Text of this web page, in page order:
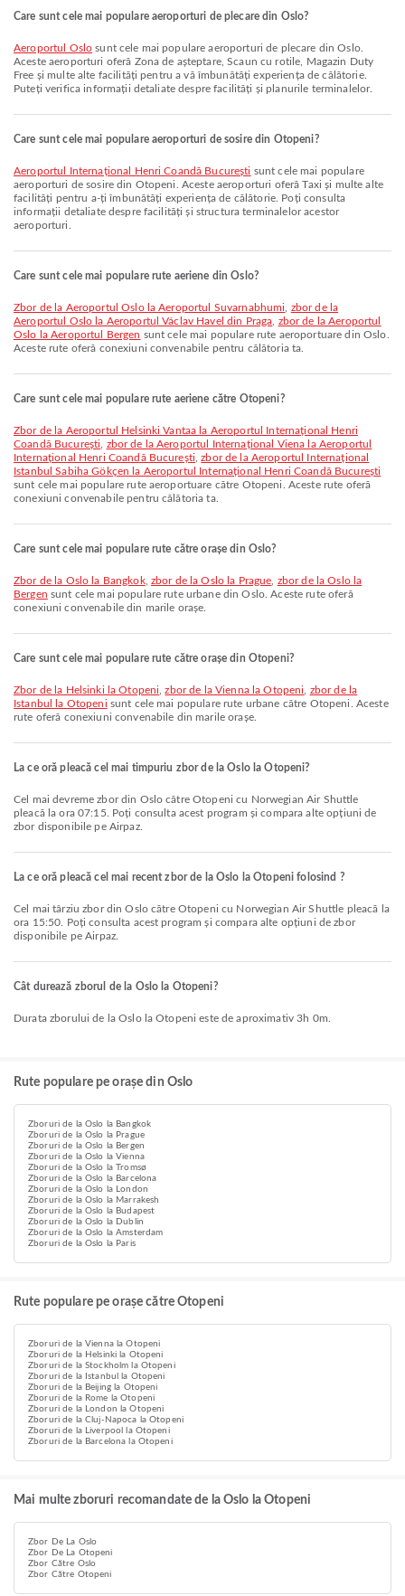
Care sunt cele mai populare aeroporturi de plecare din Oslo?
Aeroportul Oslo sunt cele mai populare aeroporturi de plecare din Oslo.
Aceste aeroporturi oferă Zona de așteptare, Scaun cu rotile, Magazin Duty
Free și multe alte facilități pentru a vă îmbunătăți experiența de călătorie.
Puteți verifica informații detaliate despre facilități și planurile terminalelor.
Care sunt cele mai populare aeroporturi de sosire din Otopeni?
Aeroportul Internațional Henri Coandă București sunt cele mai populare
aeroporturi de sosire din Otopeni. Aceste aeroporturi oferă Taxi și multe alte
facilități pentru a-ți îmbunătăți experiența de călătorie. Poți consulta
informații detaliate despre facilități și structura terminalelor acestor
aeroporturi.
Care sunt cele mai populare rute aeriene din Oslo?
zbor de la Aeroportul Oslo la Aeroportul Suvarnabhumi
zbor de la
Aeroportul Oslo la Aeroportul Václav Havel din Praga zbor de la Aeroportul
Oslo la Aeroportul Bergen sunt cele mai populare rute aeroportuare din Oslo.
Aceste rute oferă conexiuni convenabile pentru călătoria ta.
Care sunt cele mai populare rute aeriene către Otopeni?
zbor de la Aeroportul Helsinki Vantaa la Aeroportul Internațional Henri
Coandă București
zbor de la Aeroportul Internațional Viena la Aeroportul
Internațional Henri Coandă București ,zbor de la Aeroportul Internațional
Istanbul Sabiha Gökçen la Aeroportul Internațional Henri Coandă București
sunt cele mai populare rute aeroportuare către Otopeni. Aceste rute oferă
conexiuni convenabile pentru călătoria ta.
Care sunt cele mai populare rute către orașe din Oslo?
zbor de la Oslo la Bangkok, zbor de la Oslo la Prague zbor de la Oslo la
Bergen sunt cele mai populare rute urbane din Oslo. Aceste rute oferă
conexiuni convenabile din marile orașe.
Care sunt cele mai populare rute către orașe din Otopeni?
zbor de la Helsinki la Otopeni ,zbor de la Vienna la Otopeni
zbor de la
Istanbul la Otopeni sunt cele mai populare rute urbane către Otopeni. Aceste
rute oferă conexiuni convenabile din marile orașe.
La ce oră pleacă cel mai timpuriu zbor de la Oslo la Otopeni?
Cel mai devreme zbor din Oslo către Otopeni cu Norwegian Air Shuttle
pleacă la ora 07:15. Poți consulta acest program și compara alte opțiuni de
zbor disponibile pe Airpaz.
La ce oră pleacă cel mai recent zbor de la Oslo la Otopeni folosind ?
Cel mai târziu zbor din Oslo către Otopeni cu Norwegian Air Shuttle pleacă la
ora 15:50. Poți consulta acest program și compara alte opțiuni de zbor
disponibile pe Airpaz.
Cât durează zborul de la Oslo la Otopeni?
Durata zborului de la Oslo la Otopeni este de aproximativ 3h 0m.
Rute populare pe orașe din Oslo
Zboruri de la Oslo la Bangkok
Zboruri de la Oslo la Prague
Zboruri de la Oslo la Bergen
Zboruri de la Oslo la Vienna
Zboruri de la Oslo la Tromsø
Zboruri de la Oslo la Barcelona
Zboruri de la Oslo la London
Zboruri de la Oslo la Marrakesh
Zboruri de la Oslo la Budapest
Zboruri de la Oslo la Dublin
Zboruri de la Oslo la Amsterdam
Zboruri de la Oslo la Paris
Rute populare pe orașe către Otopeni
Zboruri de la Vienna la Otopeni
Zboruri de la Helsinki la Otopeni
Zboruri de la Stockholm la Otopeni
Zboruri de la Istanbul la Otopeni
Zboruri de la Beijing la Otopeni
Zboruri de la Rome la Otopeni
Zboruri de la London la Otopeni
Zboruri de la Cluj-Napoca la Otopeni
Zboruri de la Liverpool la Otopeni
Zboruri de la Barcelona la Otopeni
Mai multe zboruri recomandate de la Oslo la Otopeni
Zbor De La Oslo
Zbor De La Otopeni
Zbor Către Oslo
Zbor Către Otopeni